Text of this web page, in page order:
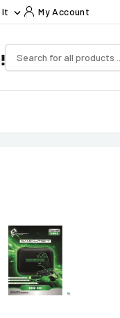
It  My Account